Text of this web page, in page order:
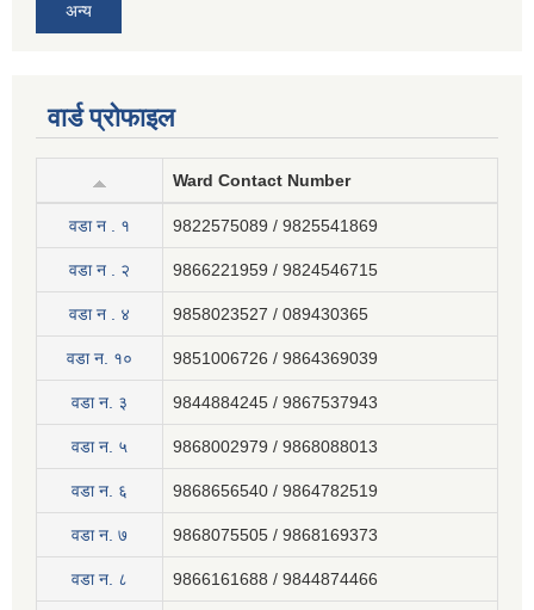
अन्य
वार्ड प्रोफाइल
Ward Contact Number
वडा न . १ 9822575089 / 9825541869
वडा न . २ 9866221959 / 9824546715
वडा न . ४ 9858023527 / 089430365
वडा न. १० 9851006726 / 9864369039
वडा न. ३ 9844884245 / 9867537943
वडा न. ५ 9868002979 / 9868088013
वडा न. ६ 9868656540 / 9864782519
वडा न. ७ 9868075505 / 9868169373
वडा न. ८ 9866161688 / 9844874466